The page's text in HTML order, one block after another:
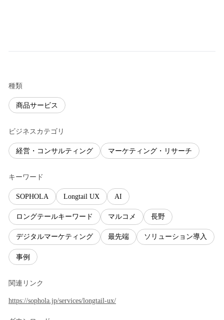
種類
商品サービス
ビジネスカテゴリ
経営・コンサルティング マーケティング・リサーチ
キーワード
SOPHOLA Longtail UX AI
ロングテールキーワード マルコメ 長野
デジタルマーケティング 最先端 ソリューション導入
事例
関連リンク
https://sophola.jp/services/longtail-ux/